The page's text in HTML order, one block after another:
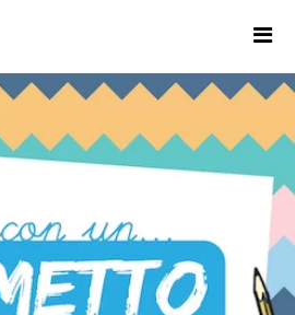
BLOG